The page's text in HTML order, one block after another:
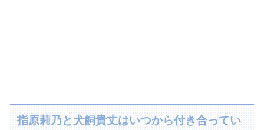
指原莉乃と犬飼貴丈はいつから付き合ってい